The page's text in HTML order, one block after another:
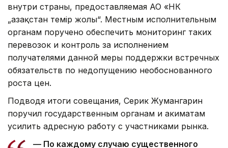
внутри страны, предоставляемая АО «НК
„Қазақстан темір жолы“. Местным исполнительным
органам поручено обеспечить мониторинг таких
перевозок и контроль за исполнением
получателями данной меры поддержки встречных
обязательств по недопущению необоснованного
роста цен.
Подводя итоги совещания, Серик Жумангарин
поручил государственным органам и акиматам
усилить адресную работу с участниками рынка.
— По каждому случаю существенного